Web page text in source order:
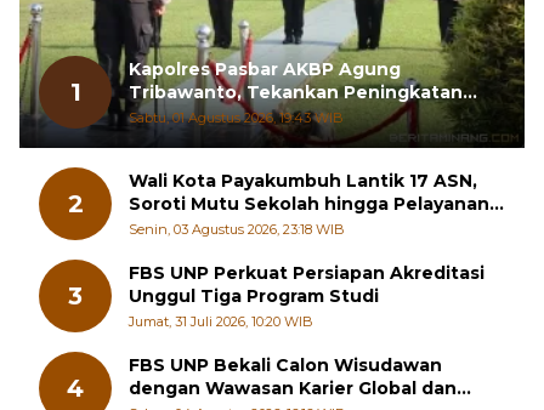
1
Kapolres Pasbar AKBP Agung
Tribawanto, Tekankan Peningkatan
Pelayanan dan Sinergi dengan
Masyarakat
Sabtu, 01 Agustus 2026, 19:43 WIB
2
Wali Kota Payakumbuh Lantik 17 ASN,
Soroti Mutu Sekolah hingga Pelayanan
RSUD
Senin, 03 Agustus 2026, 23:18 WIB
3
FBS UNP Perkuat Persiapan Akreditasi
Unggul Tiga Program Studi
Jumat, 31 Juli 2026, 10:20 WIB
4
FBS UNP Bekali Calon Wisudawan
dengan Wawasan Karier Global dan